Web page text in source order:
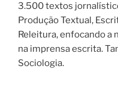
3.500 textos
Produção Textual,
Releitura, enfocando a
na imprensa escrita.
Sociologia.